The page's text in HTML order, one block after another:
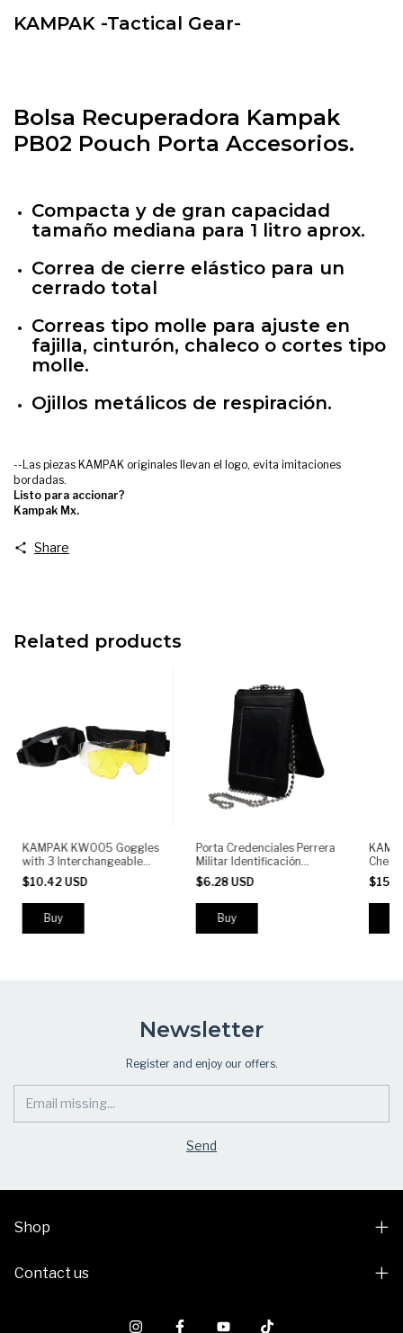
KAMPAK -Tactical Gear-
Bolsa Recuperadora Kampak
PB02 Pouch Porta Accesorios.
Compacta y de gran capacidad
tamaño mediana para 1 litro aprox.
Correa de cierre elástico para un
cerrado total
Correas tipo molle para ajuste en
fajilla, cinturón, chaleco o cortes tipo
molle.
Ojillos metálicos de respiración.
--Las piezas KAMPAK originales llevan el logo, evita imitaciones
bordadas.
Listo para accionar?
Kampak Mx.
Share
Related products
KAMPAK KW005 Goggles
with 3 Interchangeable
Lenses | Anti-Fog, UV400
Protection, Impact-
Resistant Polycarbonate
$10.42 USD
Porta Credenciales Perrera
Militar Identificación
Kampak
$6.28 USD
Chest
Newsletter
Register and enjoy our offers.
Shop
Contact us